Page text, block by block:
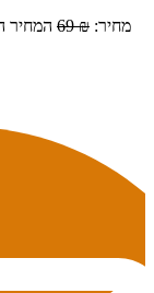
מחיר:
69₪ המחיר